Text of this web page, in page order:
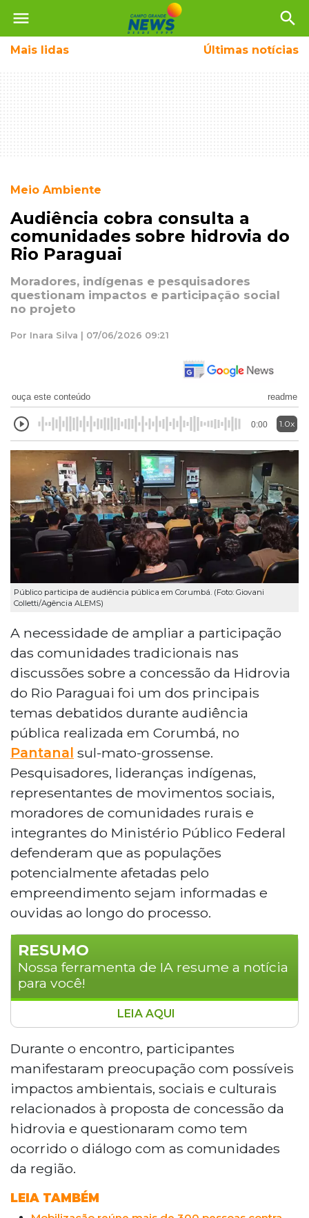
menu search
Mais lidas Últimas notícias
Meio Ambiente
Audiência cobra consulta a
comunidades sobre hidrovia do
Rio Paraguai
Moradores, indígenas e pesquisadores
questionam impactos e participação social
no projeto
Por Inara Silva | 07/06/2026 09:21
ouça este conteúdo readme
0:00 1.0x
Público participa de audiência pública em Corumbá. (Foto: Giovani
Colletti/Agência ALEMS)
A necessidade de ampliar a participação
das comunidades tradicionais nas
discussões sobre a concessão da Hidrovia
do Rio Paraguai foi um dos principais
temas debatidos durante audiência
pública realizada em Corumbá, no
Pantanal sul-mato-grossense.
Pesquisadores, lideranças indígenas,
representantes de movimentos sociais,
moradores de comunidades rurais e
integrantes do Ministério Público Federal
defenderam que as populações
potencialmente afetadas pelo
empreendimento sejam informadas e
ouvidas ao longo do processo.
RESUMO
Nossa ferramenta de IA resume a notícia
para você!
Audiência pública em Corumbá debateu
a necessidade de ampliar a participação
de comunidades tradicionais e povos
indígenas nas discussões sobre a
concessão da Hidrovia do Rio Paraguai.
Pesquisadores, lideranças e
representantes do Ministério Público
defenderam o direito à consulta prévia
garantido pela Convenção 169 da OIT.
Entre as reivindicações, estão a
suspensão da concessão nos moldes
atuais e a realização de uma Avaliação
LEIA AQUI
Durante o encontro, participantes
manifestaram preocupação com possíveis
impactos ambientais, sociais e culturais
relacionados à proposta de concessão da
hidrovia e questionaram como tem
ocorrido o diálogo com as comunidades
da região.
LEIA TAMBÉM